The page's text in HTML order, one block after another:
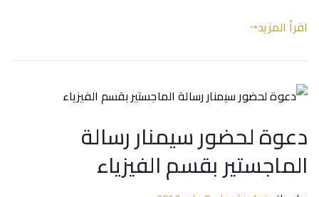
اقرأ المزيد
دعوة لحضور سيمنار رسالة
الماجستير بقسم الفيزياء